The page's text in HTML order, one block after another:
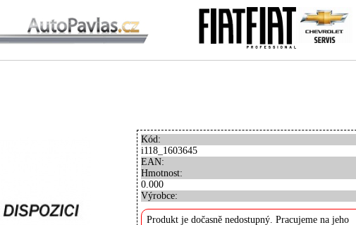
Kód:
i118_1603645
EAN:
Hmotnost:
0.000
Výrobce:
Produkt je dočasně nedostupný. Pracujeme na jeho